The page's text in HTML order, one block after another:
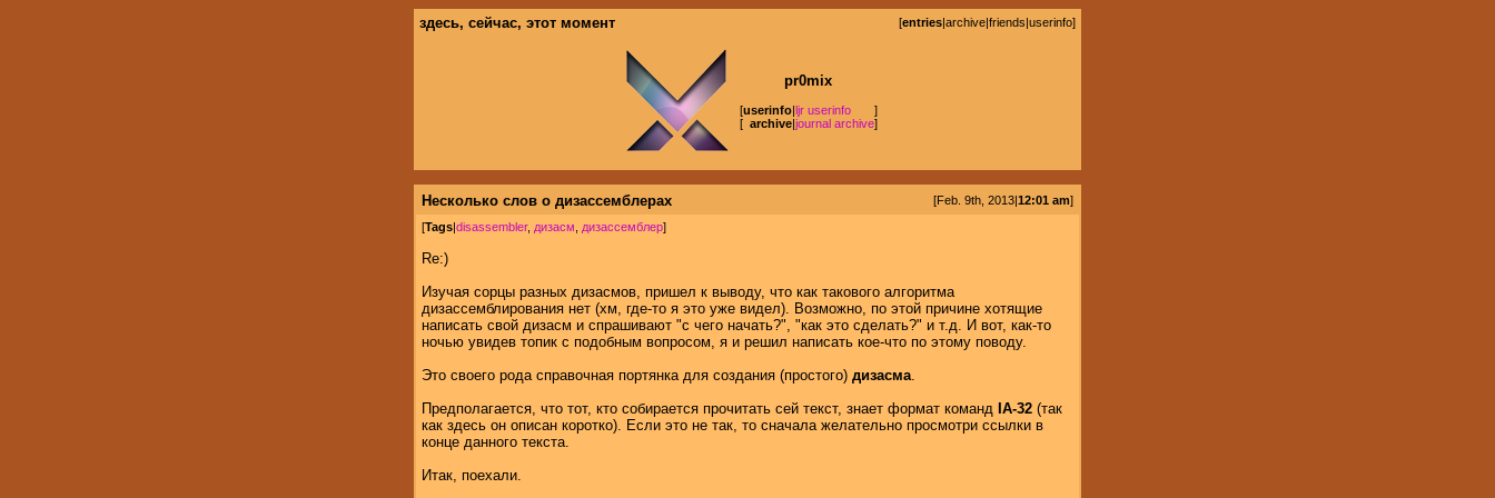
здесь, сейчас, этот момент [entries|archive|friends|userinfo]
pr0mix
[userinfo| ljr userinfo
]
[ archive| journal archive]
Несколько слов о дизассемблерах [Feb. 9th, 2013| 12:01 am]
[Tags disassembler, дизасм дизассемблер]
Re:)
Изучая сорцы разных дизасмов, пришел к выводу, что как такового алгоритма
дизассемблирования нет (хм, где-то я это уже видел). Возможно, по этой причине хотящие
написать свой дизасм и спрашивают "с чего начать?", "как это сделать?" и т.д. И вот, как-то
ночью увидев топик с подобным вопросом, я и решил написать кое-что по этому поводу.
Это своего рода справочная портянка для создания (простого) дизасма.
Предполагается, что тот, кто собирается прочитать сей текст, знает формат команд IA-32 (так
как здесь он описан коротко). Если это не так, то сначала желательно просмотри ссылки в
конце данного текста.
Итак, поехали.